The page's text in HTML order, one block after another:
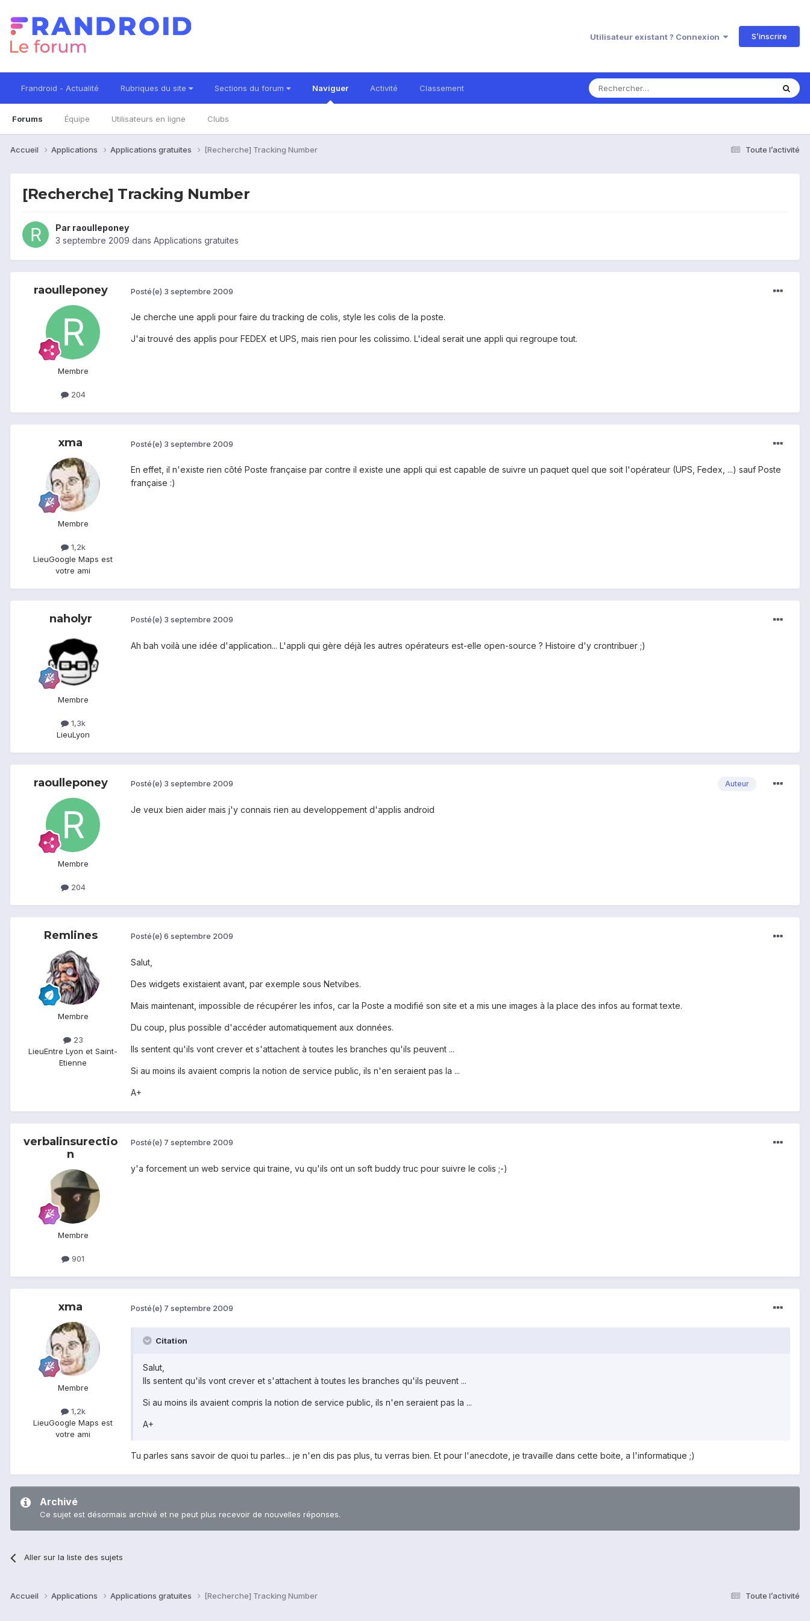
Utilisateur existant ? Connexion S’inscrire
Frandroid - Actualité Rubriques du site Sections du forum Naviguer
Forums Équipe Utilisateurs en ligne Clubs
Activité Classement
Toute l’activité
Accueil Applications Applications gratuites [Recherche] Tracking Number
[Recherche] Tracking Number
Par raoulleponey
3 septembre 2009 dans Applications gratuites
raoulleponey
Membre
204
Posté(e) 3 septembre 2009
Je cherche une appli pour faire du tracking de colis, style les colis de la poste.
J'ai trouvé des applis pour FEDEX et UPS, mais rien pour les colissimo. L'ideal serait une appli qui regroupe tout.
xma
Membre
1,2k
LieuGoogle Maps est
votre ami
Posté(e) 3 septembre 2009
En effet, il n'existe rien côté Poste française par contre il existe une appli qui est capable de suivre un paquet quel que soit l'opérateur (UPS, Fedex, ...) sauf Poste
française :)
naholyr
Membre
1,3k
LieuLyon
Posté(e) 3 septembre 2009
Ah bah voilà une idée d'application... L'appli qui gère déjà les autres opérateurs est-elle open-source ? Histoire d'y crontribuer ;)
raoulleponey
Membre
204
Auteur
Posté(e) 3 septembre 2009
Je veux bien aider mais j'y connais rien au developpement d'applis android
Remlines
Membre
23
LieuEntre Lyon et Saint-
Etienne
Posté(e) 6 septembre 2009
Salut,
Des widgets existaient avant, par exemple sous Netvibes.
Mais maintenant, impossible de récupérer les infos, car la Poste a modifié son site et a mis une images à la place des infos au format texte.
Du coup, plus possible d'accéder automatiquement aux données.
Ils sentent qu'ils vont crever et s'attachent à toutes les branches qu'ils peuvent ...
Si au moins ils avaient compris la notion de service public, ils n'en seraient pas la ...
A+
verbalinsurectio
n
Membre
901
Posté(e) 7 septembre 2009
y'a forcement un web service qui traine, vu qu'ils ont un soft buddy truc pour suivre le colis ;-)
xma
Membre
1,2k
LieuGoogle Maps est
votre ami
Posté(e) 7 septembre 2009
Citation
Salut,
Ils sentent qu'ils vont crever et s'attachent à toutes les branches qu'ils peuvent ...
Si au moins ils avaient compris la notion de service public, ils n'en seraient pas la ...
A+
Tu parles sans savoir de quoi tu parles... je n'en dis pas plus, tu verras bien. Et pour l'anecdote, je travaille dans cette boite, a l'informatique ;)
Archivé
Ce sujet est désormais archivé et ne peut plus recevoir de nouvelles réponses.
Aller sur la liste des sujets
Toute l’activité
Accueil Applications Applications gratuites [Recherche] Tracking Number